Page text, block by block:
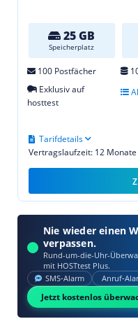
25 GB
Speicherplatz
100 Postfächer
Exklusiv auf
hosttest
Vertragslaufzeit: 12 Monate
Tarifdetails
Nie wieder einen
verpassen.
Rund-um-die-Uhr-
mit HOSTtest Plus.
SMS‑Alarm
Jetzt kostenlos